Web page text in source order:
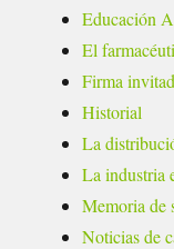
Educación
El
Firma
Historial
La
La industria
Memoria de
Noticias de